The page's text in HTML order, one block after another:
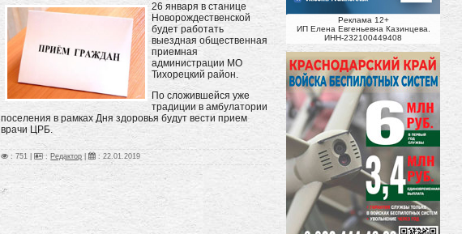
Реклама 12+
ИП Елена Евгеньевна Казинцева.
ИНН-232100449408
26 января в станице
Новорождественской
будет работать
выездная общественная
приемная
администрации МО
Тихорецкий район.
По сложившейся уже
традиции в амбулатории
поселения в рамках Дня здоровья будут вести прием
врачи ЦРБ.
: 751 | : Редактор | :22.01.2019